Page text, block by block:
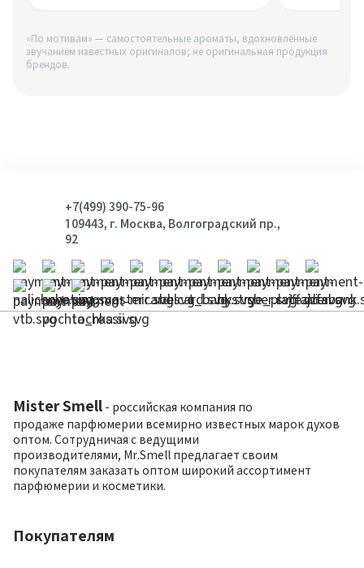
«По мотивам» — самостоятельные ароматы, вдохновлённые
звучанием известных оригиналов; не оригинальная продукция
брендов.
+7(499) 390-75-96
109443, г. Москва, Волгоградский пр.,
92
Mister Smell - российская компания по
продаже парфюмерии всемирно известных марок духов
оптом. Сотрудничая с ведущими
производителями, Mr.Smell предлагает своим
покупателям заказать оптом широкий ассортимент
парфюмерии и косметики.
Покупателям